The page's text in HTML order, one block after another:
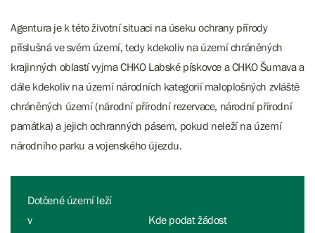
Agentura je k této životní situaci na úseku ochrany přírody
příslušná ve svém území, tedy kdekoliv na území chráněných
krajinných oblastí vyjma CHKO Labské pískovce a CHKO Šumava a
dále kdekoliv na území národních kategorií maloplošných zvláště
chráněných území (národní přírodní rezervace, národní přírodní
památka) a jejich ochranných pásem, pokud neleží na území
národního parku a vojenského újezdu.
Dotčené území leží
v
Kde podat žádost